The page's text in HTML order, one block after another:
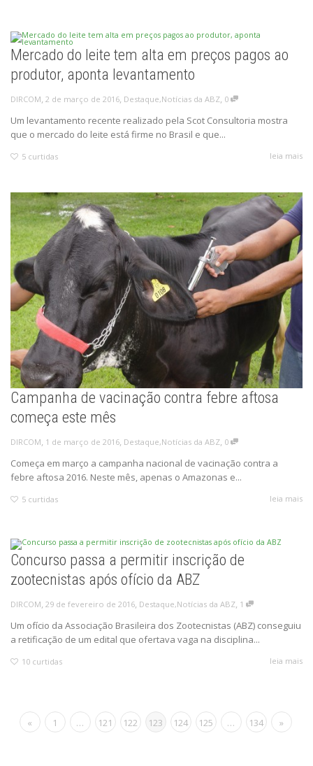
Mercado do leite tem alta em preços pagos ao
produtor, aponta levantamento
DIRCOM, 2 de março de 2016, Destaque,Notícias da ABZ, 0
Um levantamento recente realizado pela Scot Consultoria mostra
que o mercado do leite está firme no Brasil e que...
5 curtidas leia mais
Campanha de vacinação contra febre aftosa
começa este mês
DIRCOM, 1 de março de 2016, Destaque,Notícias da ABZ, 0
Começa em março a campanha nacional de vacinação contra a
febre aftosa 2016. Neste mês, apenas o Amazonas e...
5 curtidas leia mais
Concurso passa a permitir inscrição de
zootecnistas após ofício da ABZ
DIRCOM, 29 de fevereiro de 2016, Destaque,Notícias da ABZ, 1
Um ofício da Associação Brasileira dos Zootecnistas (ABZ) conseguiu
a retificação de um edital que ofertava vaga na disciplina...
10 curtidas leia mais
« 1 … 121 122 123 124 125 … 134 »